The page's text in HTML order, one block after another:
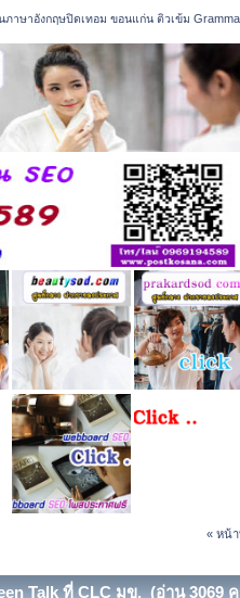
ภาษาอังกฤษปิดเทอม ขอนแก่น ติวเข้ม
« หน้
Talk ที่ CLC มข. (อ่าน 3069 ค